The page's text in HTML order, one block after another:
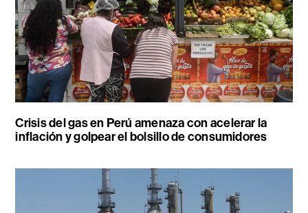
Crisis del gas en Perú amenaza con acelerar la
inflación y golpear el bolsillo de consumidores